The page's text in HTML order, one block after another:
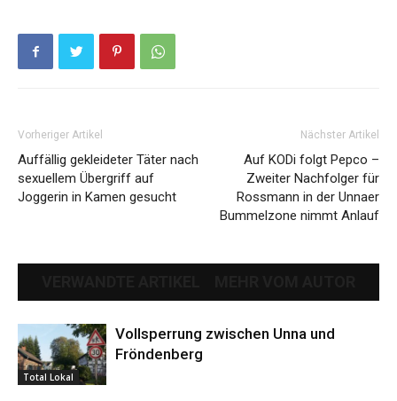
Vorheriger Artikel
Auffällig gekleideter Täter nach
sexuellem Übergriff auf
Joggerin in Kamen gesucht
Nächster Artikel
Auf KODi folgt Pepco –
Zweiter Nachfolger für
Rossmann in der Unnaer
Bummelzone nimmt Anlauf
Total Lokal
Vollsperrung zwischen Unna und
Fröndenberg